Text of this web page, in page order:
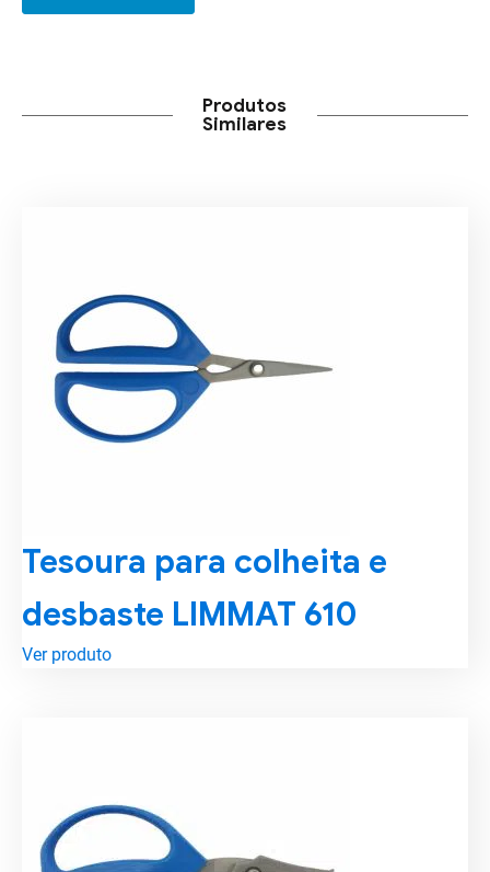
Produtos
Similares
Tesoura para colheita e
desbaste LIMMAT 610
Ver produto